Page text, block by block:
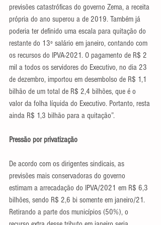
previsões catastróficas do governo Zema, a receita
própria do ano superou a de 2019. Também já
poderia ter definido uma escala para quitação do
restante do 13º salário em janeiro, contando com
os recursos do IPVA-2021. O pagamento de R$ 2
mil a todos os servidores do Executivo, no dia 23
de dezembro, importou em desembolso de R$ 1,1
bilhão de um total de R$ 2,4 bilhões, que é o
valor da folha líquida do Executivo. Portanto, resta
ainda R$ 1,3 bilhão para a quitação”.
Pressão por privatização
De acordo com os dirigentes sindicais, as
previsões mais conservadoras do governo
estimam a arrecadação do IPVA/2021 em R$ 6,3
bilhões, sendo R$ 2,6 bi somente em janeiro/21.
Retirando a parte dos municípios (50%), o